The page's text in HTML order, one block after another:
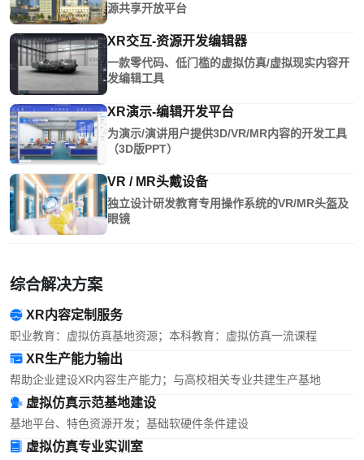
源共享开放平台
XR交互-资源开发编辑器
一款零代码、低门槛的虚拟仿真/虚拟现实内容开
发编辑工具
XR演示-编辑开发平台
为演示/演讲用户提供3D/VR/MR内容的开发工具
（3D版PPT）
VR / MR头戴设备
独立设计研发教育专用操作系统的VR/MR头盔及
眼镜
综合解决方案
XR内容定制服务
职业教育：虚拟仿真基地资源；本科教育：虚拟仿真一流课程
XR生产能力输出
帮助企业建设XR内容生产能力；与高校相关专业共建生产基地
虚拟仿真示范基地建设
基地平台、特色资源开发；基础软硬件条件建设
虚拟仿真专业实训室